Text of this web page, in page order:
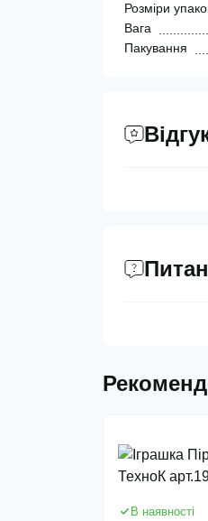
Розміри
Вага
Пакування
В наявності